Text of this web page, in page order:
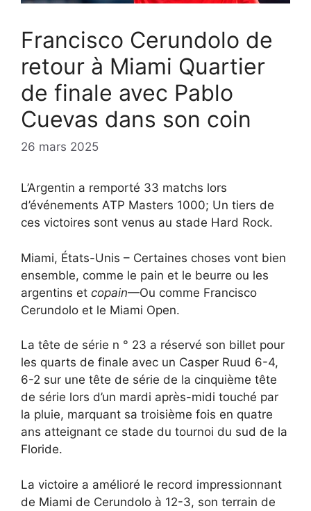
Francisco Cerundolo de
retour à Miami Quartier
de finale avec Pablo
Cuevas dans son coin
26 mars 2025
L’Argentin a remporté 33 matchs lors
d’événements ATP Masters 1000; Un tiers de
ces victoires sont venus au stade Hard Rock.
Miami, États-Unis – Certaines choses vont bien
ensemble, comme le pain et le beurre ou les
argentins et copain—Ou comme Francisco
Cerundolo et le Miami Open.
La tête de série n ° 23 a réservé son billet pour
les quarts de finale avec un Casper Ruud 6-4,
6-2 sur une tête de série de la cinquième tête
de série lors d’un mardi après-midi touché par
la pluie, marquant sa troisième fois en quatre
ans atteignant ce stade du tournoi du sud de la
Floride.
La victoire a amélioré le record impressionnant
de Miami de Cerundolo à 12-3, son terrain de